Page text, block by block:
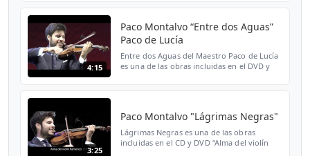
4:15
Paco Montalvo “Entre dos Aguas”
Paco de Lucía
Entre dos Aguas del Maestro Paco de Lucía
es una de las obras incluidas en el DVD y
3:25
Paco Montalvo "Lágrimas Negras"
Lágrimas Negras es una de las obras
incluidas en el CD y DVD “Alma del violín